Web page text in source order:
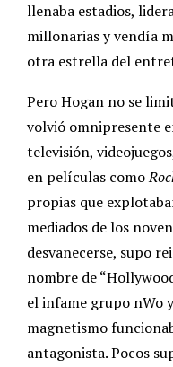
llenaba estadios,
millonarias y vendía
otra estrella del
Pero Hogan no se
volvió omnipresente
televisión,
en películas como
propias que
mediados de los
desvanecerse, supo
nombre de
el infame grupo nWo
magnetismo
antagonista. Pocos